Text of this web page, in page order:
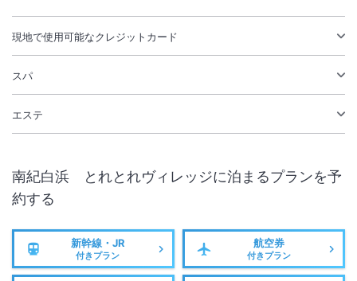
現地で使用可能なクレジットカード
スパ
エステ
南紀白浜 とれとれヴィレッジに泊まるプランを予
約する
新幹線・JR
付きプラン
航空券
付きプラン